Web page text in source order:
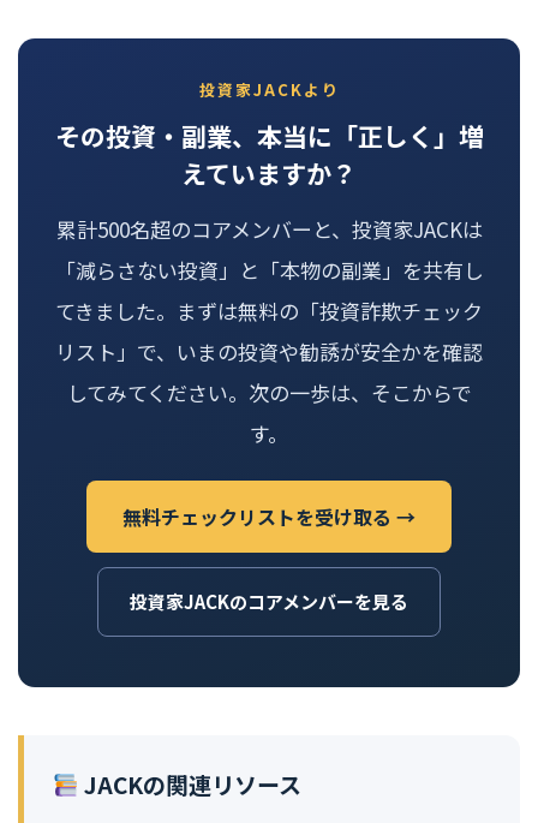
投資家JACKより
その投資・副業、本当に「正しく」増
えていますか？
累計500名超のコアメンバーと、投資家JACKは
「減らさない投資」と「本物の副業」を共有し
てきました。まずは無料の「投資詐欺チェック
リスト」で、いまの投資や勧誘が安全かを確認
してみてください。次の一歩は、そこからで
す。
無料チェックリストを受け取る →
投資家JACKのコアメンバーを見る
JACKの関連リソース